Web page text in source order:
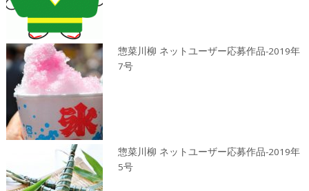
惣菜川柳 ネットユーザー応募作品-2019年
7号
惣菜川柳 ネットユーザー応募作品-2019年
5号